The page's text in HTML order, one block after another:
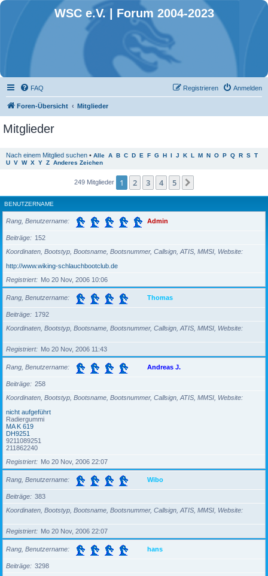
WSC e.V. | Forum 2004-2023
FAQ Anmelden
Registrieren
Foren-Übersicht Mitglieder
Mitglieder
Nach einem Mitglied suchen • Alle A B C D E F G H I J K L M N O P Q R S T
U V W X Y Z Anderes Zeichen
249 Mitglieder 1 2 3 4 5
BENUTZERNAME
Rang, Benutzername Admin
Beiträge
152
Koordinaten, Bootstyp, Bootsname, Bootsnummer, Callsign, ATIS, MMSI, Website
http://www.wiking-schlauchbootclub.de
Registriert
Mo 20 Nov, 2006 10:06
Rang, Benutzername Thomas
Beiträge
1792
Koordinaten, Bootstyp, Bootsname, Bootsnummer, Callsign, ATIS, MMSI, Website
Registriert Mo 20 Nov, 2006 11:43
Rang, Benutzername Andreas J.
Beiträge
258
Koordinaten, Bootstyp, Bootsname, Bootsnummer, Callsign, ATIS, MMSI, Website
nicht aufgeführt
Radiergummi
MA K 619
DH9251
9211089251
211862240
Registriert
Mo 20 Nov, 2006 22:07
Rang, Benutzername Wibo
Beiträge
383
Koordinaten, Bootstyp, Bootsname, Bootsnummer, Callsign, ATIS, MMSI, Website
Registriert Mo 20 Nov, 2006 22:07
Rang, Benutzername hans
Beiträge
3298